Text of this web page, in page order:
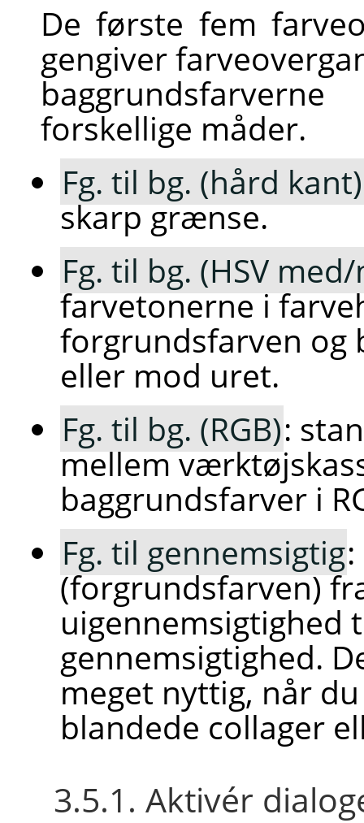
De første fem
gengiver
forskellige måder.
Fg. til bg. (hård kant)
skarp grænse.
Fg. til bg. (HSV
farvetonerne i
forgrundsfarven og
eller mod uret.
Fg. til bg. (RGB):
mellem
baggrundsfarver i
Fg. til gennemsigtig
(forgrundsfarven)
gennemsigtighed.
meget nyttig, når
blandede collager
3.5.1. Aktivér